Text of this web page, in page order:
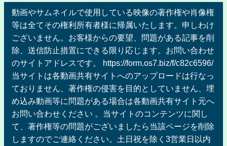
動画やサムネイルで使用している映像の著作権や肖像権
等は全てその権利所有者様に帰属いたします。申しわけ
ございません。お客様からの要望、問題がある記事を削
除、送信防止措置にできる限り応じます。お問い合わせ
のサイトアドレスです。 https://form.os7.biz/f/c82c6596/
当サイトは各動画共有サイトへのアップロードは行なっ
ておりません、著作権の侵害を目的としていません、埋
め込み動画等に問題がある場合は各動画共有サイト元へ
お問い合わせください 。当サイトのコンテンツに関し
て、著作権等の問題がございましたら当該ページを削除
しますのでご連絡ください。土日祝を除く3営業日以内